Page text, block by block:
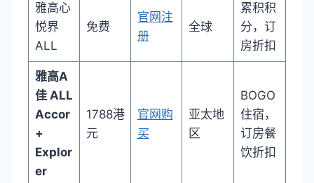
雅高心
悦界
ALL
免费
官网注
册
全球
累积积
分，订
房折扣
雅高A
佳 ALL
Accor
+
Explor
er
1788港
元
官网购
买
亚太地
区
BOGO
住宿，
订房餐
饮折扣